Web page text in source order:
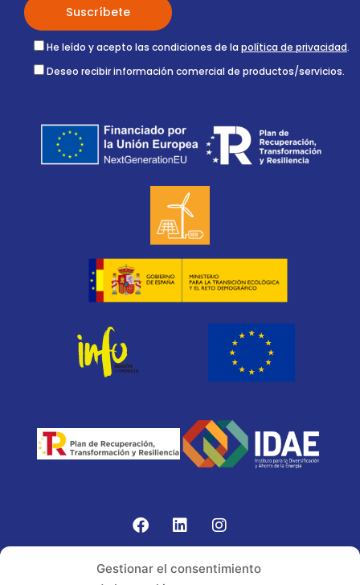
Gestionar el consentimiento
He leído y acepto las condiciones de la política de privacidad.
Deseo recibir información comercial de productos/servicios.